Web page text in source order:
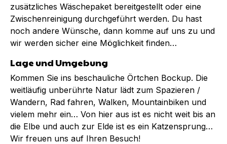
zusätzliches Wäschepaket bereitgestellt oder eine
Zwischenreinigung durchgeführt werden. Du hast
noch andere Wünsche, dann komme auf uns zu und
wir werden sicher eine Möglichkeit finden…
Lage und Umgebung
Kommen Sie ins beschauliche Örtchen Bockup. Die
weitläufig unberührte Natur lädt zum Spazieren /
Wandern, Rad fahren, Walken, Mountainbiken und
vielem mehr ein… Von hier aus ist es nicht weit bis an
die Elbe und auch zur Elde ist es ein Katzensprung…
Wir freuen uns auf Ihren Besuch!